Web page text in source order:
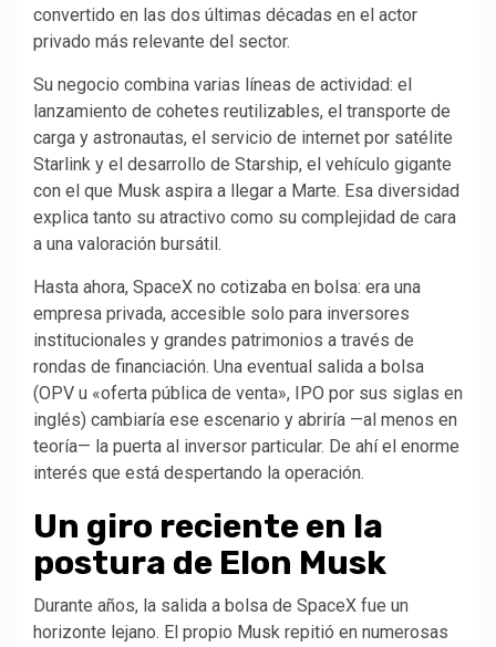
convertido en las dos últimas décadas en el actor
privado más relevante del sector.
Su negocio combina varias líneas de actividad: el
lanzamiento de cohetes reutilizables, el transporte de
carga y astronautas, el servicio de internet por satélite
Starlink y el desarrollo de Starship, el vehículo gigante
con el que Musk aspira a llegar a Marte. Esa diversidad
explica tanto su atractivo como su complejidad de cara
a una valoración bursátil.
Hasta ahora, SpaceX no cotizaba en bolsa: era una
empresa privada, accesible solo para inversores
institucionales y grandes patrimonios a través de
rondas de financiación. Una eventual salida a bolsa
(OPV u «oferta pública de venta», IPO por sus siglas en
inglés) cambiaría ese escenario y abriría —al menos en
teoría— la puerta al inversor particular. De ahí el enorme
interés que está despertando la operación.
Un giro reciente en la
postura de Elon Musk
Durante años, la salida a bolsa de SpaceX fue un
horizonte lejano. El propio Musk repitió en numerosas